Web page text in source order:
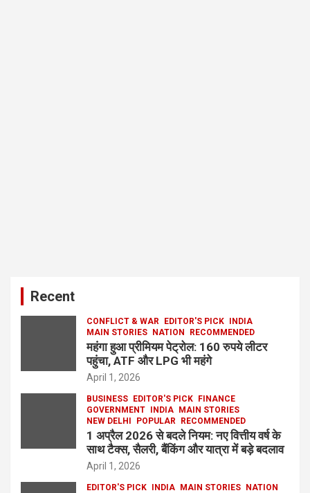
Recent
CONFLICT & WAR EDITOR'S PICK
INDIA
MAIN STORIES
NATION RECOMMENDED
महंगा हुआ प्रीमियम पेट्रोल: 160 रुपये लीटर
पहुंचा, ATF और LPG भी महंगे
April 1, 2026
BUSINESS EDITOR'S PICK
FINANCE
GOVERNMENT
INDIA
MAIN STORIES
NEW DELHI
POPULAR RECOMMENDED
1 अप्रैल 2026 से बदले नियम: नए वित्तीय वर्ष के
साथ टैक्स, सैलरी, बैंकिंग और यात्रा में बड़े बदलाव
April 1, 2026
EDITOR'S PICK INDIA MAIN STORIES
NATION